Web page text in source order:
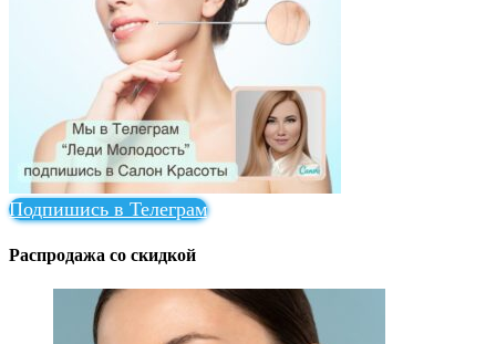
Подпишись в Телеграм
Распродажа со скидкой